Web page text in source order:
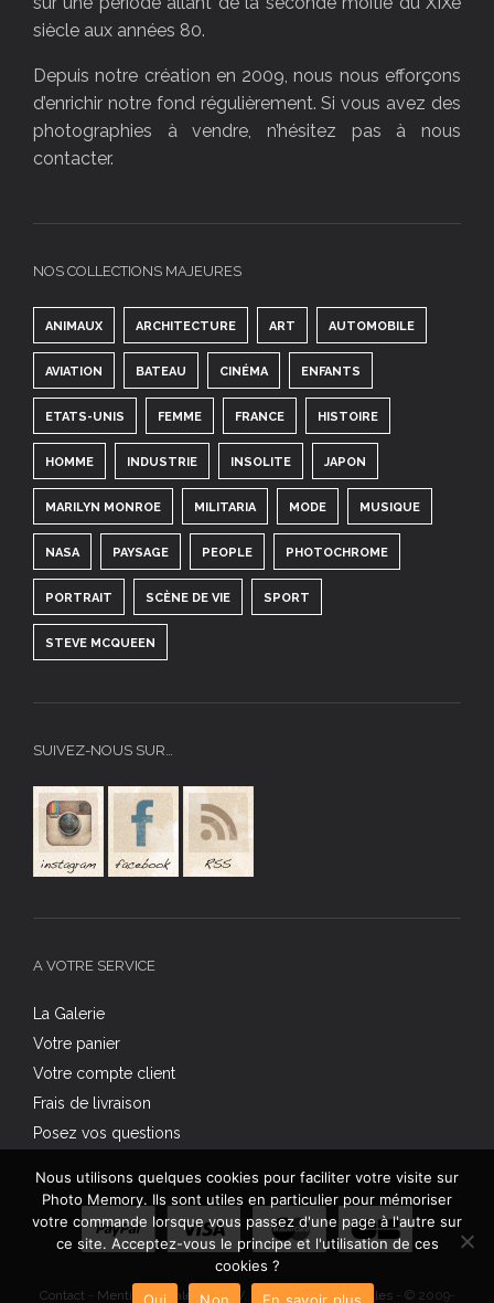
siècle aux années 80.
Depuis notre création en 2009, nous nous efforçons
d’enrichir notre fond régulièrement. Si vous avez des
photographies à vendre, n’hésitez pas à nous
contacter.
NOS COLLECTIONS MAJEURES
ANIMAUX ARCHITECTURE ART AUTOMOBILE
AVIATION BATEAU CINÉMA ENFANTS
ETATS-UNIS FEMME FRANCE HISTOIRE
HOMME INDUSTRIE INSOLITE JAPON
MARILYN MONROE MILITARIA MODE MUSIQUE
NASA PAYSAGE PEOPLE PHOTOCHROME
PORTRAIT SCÈNE DE VIE SPORT
STEVE MCQUEEN
SUIVEZ-NOUS SUR…
A VOTRE SERVICE
La Galerie
Votre panier
Votre compte client
Frais de livraison
Posez vos questions
Contact - Mentions légales - C.G.V. Données personnelles- © 2009-
Nous utilisons quelques cookies pour faciliter votre visite sur
Photo Memory. Ils sont utiles en particulier pour mémoriser
votre commande lorsque vous passez d'une page à l'autre sur
ce site. Acceptez-vous le principe et l'utilisation de ces
cookies ?
Oui
Non En savoir plus